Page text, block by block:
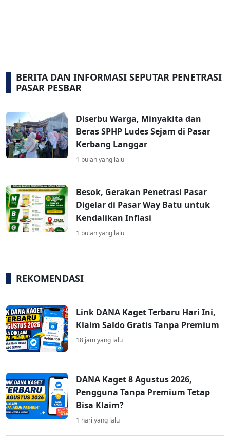
BERITA DAN INFORMASI SEPUTAR PENETRASI
PASAR PESBAR
Diserbu Warga, Minyakita dan
Beras SPHP Ludes Sejam di Pasar
Kerbang Langgar
1 bulan yang lalu
Besok, Gerakan Penetrasi Pasar
Digelar di Pasar Way Batu untuk
Kendalikan Inflasi
1 bulan yang lalu
REKOMENDASI
Link DANA Kaget Terbaru Hari Ini,
Klaim Saldo Gratis Tanpa Premium
18 jam yang lalu
DANA Kaget 8 Agustus 2026,
Pengguna Tanpa Premium Tetap
Bisa Klaim?
1 hari yang lalu